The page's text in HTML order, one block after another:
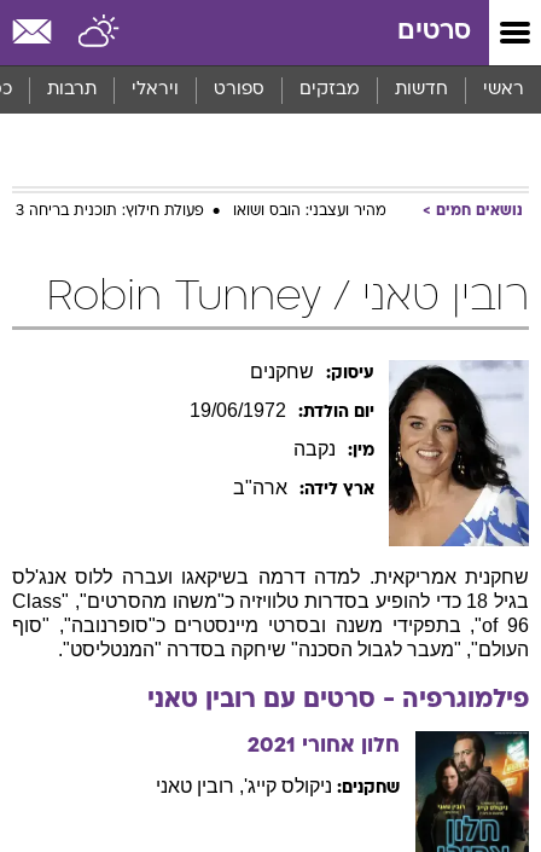
סרטים
ראשי חדשות מבזקים ספורט ויראלי תרבות
נושאים חמים מהיר ועצבני: הובס ושואו פעולת חילוץ: תוכנית בריחה 3
רובין טאני / Robin Tunney
עיסוק: שחקנים
יום הולדת: 19/06/1972
מין: נקבה
ארץ לידה: ארה"ב
שחקנית אמריקאית. למדה דרמה בשיקאגו ועברה ללוס אנג'לס
בגיל 18 כדי להופיע בסדרות טלוויזיה כ"משהו מהסרטים", "Class
of 96", בתפקידי משנה ובסרטי מיינסטרים כ"סופרנובה", "סוף
העולם", "מעבר לגבול הסכנה" שיחקה בסדרה "המנטליסט".
פילמוגרפיה - סרטים עם רובין טאני
חלון אחורי 2021
שחקנים: ניקולס קייג', רובין טאני